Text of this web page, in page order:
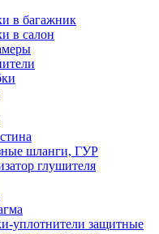
в багажник
в салон
шланги, ГУР
глушителя
уплотнители защитные